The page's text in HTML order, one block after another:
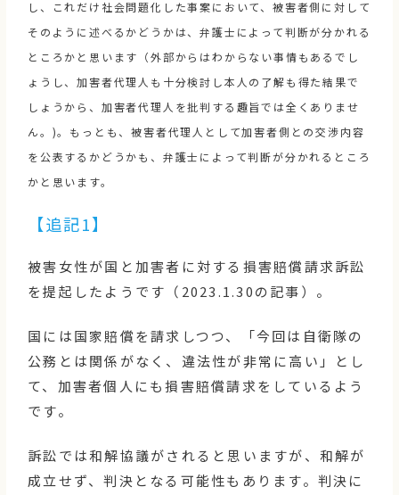
し、これだけ社会問題化した事案において、被害者側に対して
そのように述べるかどうかは、弁護士によって判断が分かれる
ところかと思います（外部からはわからない事情もあるでし
ょうし、加害者代理人も十分検討し本人の了解も得た結果で
しょうから、加害者代理人を批判する趣旨では全くありませ
ん。)。もっとも、被害者代理人として加害者側との交渉内容
を公表するかどうかも、弁護士によって判断が分かれるところ
かと思います。
【追記1】
被害女性が国と加害者に対する損害賠償請求訴訟
を提起したようです（2023.1.30の記事）。
国には国家賠償を請求しつつ、「今回は自衛隊の
公務とは関係がなく、違法性が非常に高い」とし
て、加害者個人にも損害賠償請求をしているよう
です。
訴訟では和解協議がされると思いますが、 和解が
成立せず、判決となる可能性もあります。判決に